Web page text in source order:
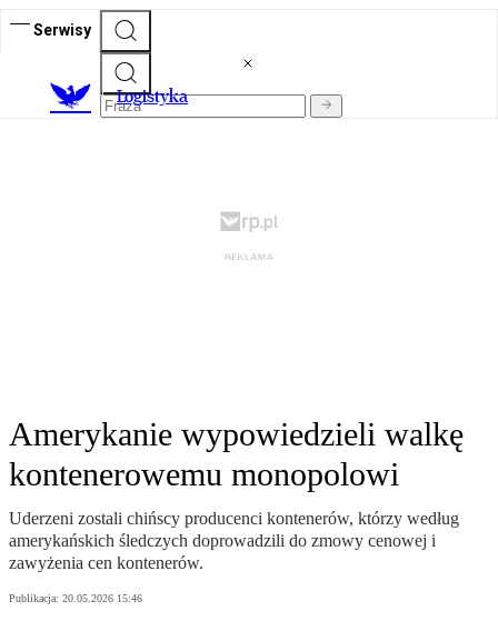
Serwisy
Logistyka
Amerykanie wypowiedzieli walkę
kontenerowemu monopolowi
Uderzeni zostali chińscy producenci kontenerów, którzy według
amerykańskich śledczych doprowadzili do zmowy cenowej i
zawyżenia cen kontenerów.
Publikacja: 20.05.2026 15:46